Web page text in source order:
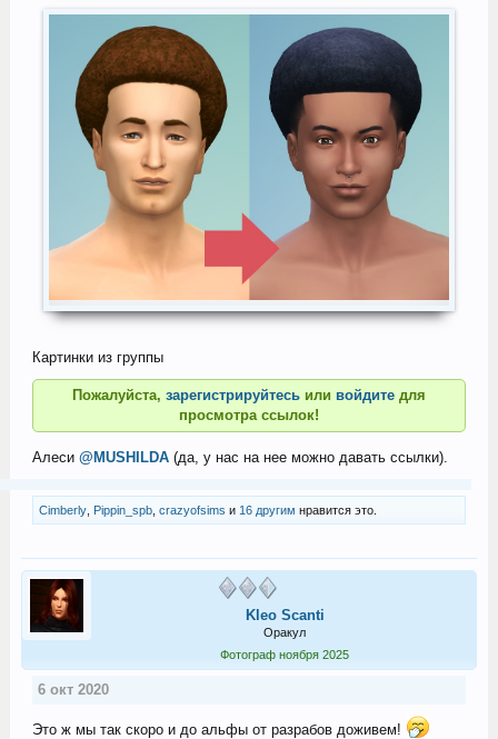
Картинки из группы
Пожалуйста, зарегистрируйтесь или войдите для
просмотра ссылок!
Алеси @MUSHILDA(да, у нас на нее можно давать ссылки).
Cimberly, Pippin_spb, crazyofsims и 16 другим нравится это.
Kleo Scanti
Оракул
Фотограф ноября 2025
6 окт 2020
Это ж мы так скоро и до альфы от разрабов доживем!